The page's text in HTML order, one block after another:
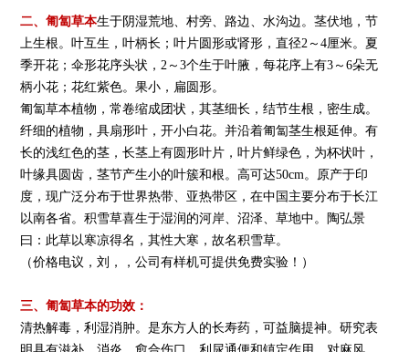
二、匍匐草本生于阴湿荒地、村旁、路边、水沟边。茎伏地，节
上生根。叶互生，叶柄长；叶片圆形或肾形，直径2～4厘米。夏
季开花；伞形花序头状，2～3个生于叶腋，每花序上有3～6朵无
柄小花；花红紫色。果小，扁圆形。
匍匐草本植物，常卷缩成团状，其茎细长，结节生根，密生成。
纤细的植物，具扇形叶，开小白花。并沿着匍匐茎生根延伸。有
长的浅红色的茎，长茎上有圆形叶片，叶片鲜绿色，为杯状叶，
叶缘具圆齿，茎节产生小的叶簇和根。高可达50cm。原产于印
度，现广泛分布于世界热带、亚热带区，在中国主要分布于长江
以南各省。积雪草喜生于湿润的河岸、沼泽、草地中。
陶弘景
曰：此草以寒凉得名，其性大寒，故名积雪草。
（价格电议，刘，，公司有样机可提供免费实验！）
三、匍匐草本的功效：
清热解毒，利湿消肿。是东方人的长寿药，可益脑提神。研究表